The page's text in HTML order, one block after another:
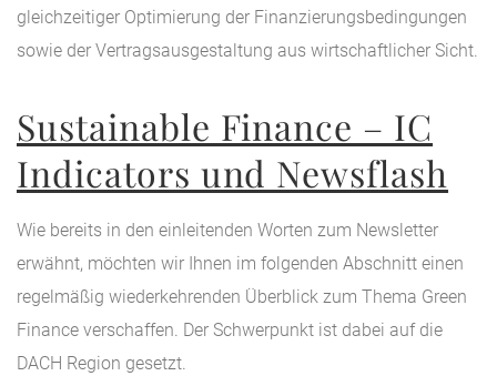
gleichzeitiger Optimierung der Finanzierungsbedingungen
sowie der Vertragsausgestaltung aus wirtschaftlicher Sicht.
Sustainable Finance – IC
Indicators und Newsflash
Wie bereits in den einleitenden Worten zum Newsletter
erwähnt, möchten wir Ihnen im folgenden Abschnitt einen
regelmäßig wiederkehrenden Überblick zum Thema Green
Finance verschaffen. Der Schwerpunkt ist dabei auf die
DACH Region gesetzt.